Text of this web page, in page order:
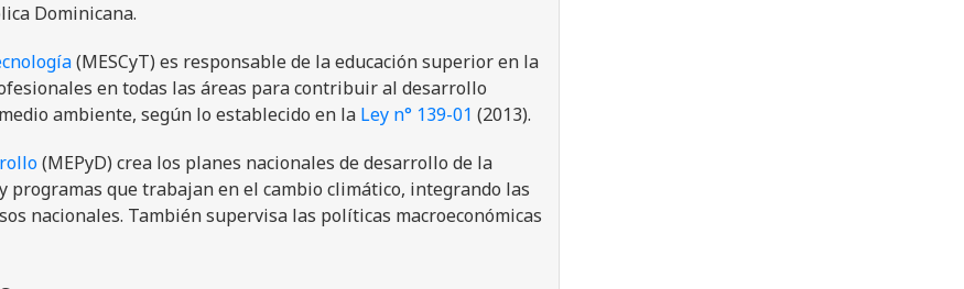
Dominicana.
(MESCyT) es responsable de la educación superior en la
en todas las áreas para contribuir al desarrollo
ambiente, según lo establecido en la Ley n° 139-01 (2013).
(MEPyD) crea los planes nacionales de desarrollo de la
programas que trabajan en el cambio climático, integrando las
nacionales. También supervisa las políticas macroeconómicas